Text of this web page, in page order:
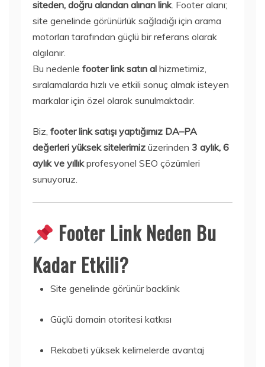
siteden, doğru alandan alınan link. Footer alanı;
site genelinde görünürlük sağladığı için arama
motorları tarafından güçlü bir referans olarak
algılanır.
Bu nedenle footer link satın al hizmetimiz,
sıralamalarda hızlı ve etkili sonuç almak isteyen
markalar için özel olarak sunulmaktadır.
Biz, footer link satışı yaptığımız DA–PA
değerleri yüksek sitelerimiz üzerinden 3 aylık, 6
aylık ve yıllıkprofesyonel SEO çözümleri
sunuyoruz.
Footer Link Neden Bu
Kadar Etkili?
Site genelinde görünür backlink
Güçlü domain otoritesi katkısı
Rekabeti yüksek kelimelerde avantaj